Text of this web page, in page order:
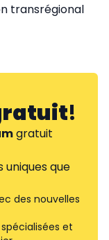
transrégional
!
gratuit
que
des nouvelles
et